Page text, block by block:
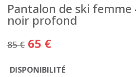
Pantalon de ski femme
noir profond
85 € 65 €
DISPONIBILITÉ